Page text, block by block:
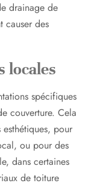
drainage de
causer des
locales
spécifiques
couverture. Cela
pour
ou pour des
dans certaines
de toiture